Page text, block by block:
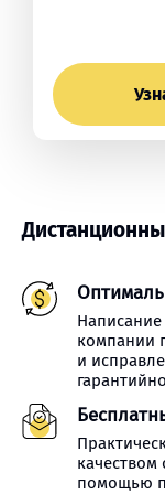
Написание
компании
и
качеством
помощью